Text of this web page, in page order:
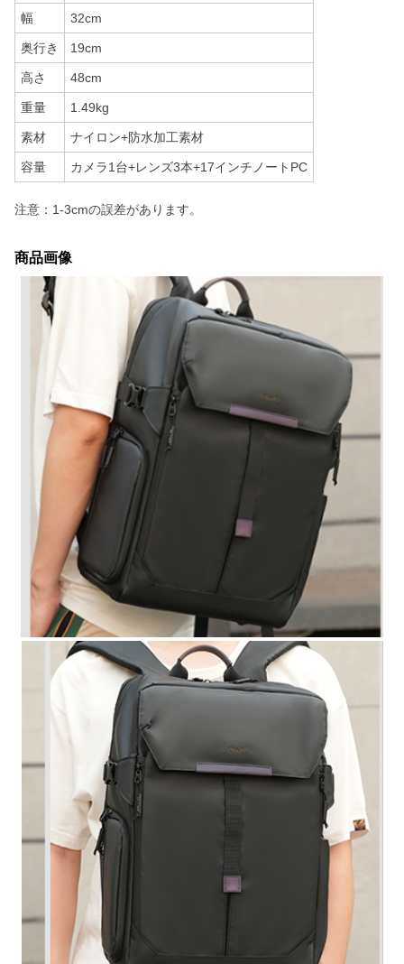
幅 32cm
奥行き 19cm
高さ 48cm
重量 1.49kg
素材 ナイロン+防水加工素材
容量 カメラ1台+レンズ3本+17インチノートPC
注意：1-3cmの誤差があります。
商品画像